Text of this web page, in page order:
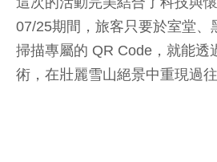
07/25期間，旅客只要於室堂、
掃描專屬的 QR Code，就能透
術，在壯麗雪山絕景中重現過